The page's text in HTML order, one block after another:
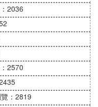
2036
2570
：2819